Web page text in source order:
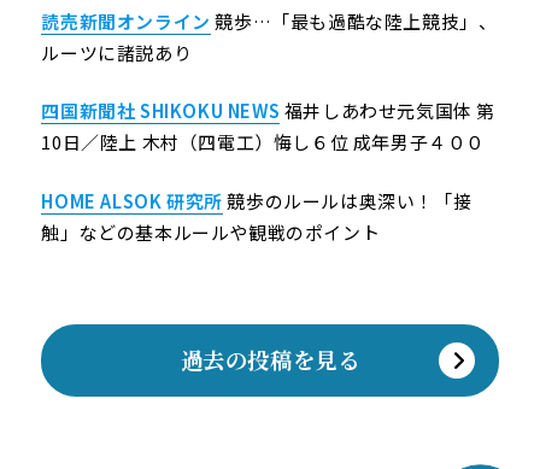
読売新聞オンライン 競歩…「最も過酷な陸上競技」、
ルーツに諸説あり
四国新聞社 SHIKOKU NEWS 福井しあわせ元気国体 第
10日／陸上 木村（四電工）悔し６位 成年男子４００
HOME ALSOK 研究所競歩のルールは奥深い！「接
触」などの基本ルールや観戦のポイント
過去の投稿を見る